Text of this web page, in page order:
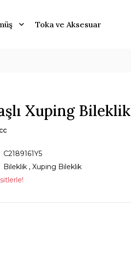
Toka ve Aksesuar
Xuping Bileklik
C2189161Y5
Bileklik , Xuping Bileklik